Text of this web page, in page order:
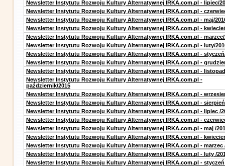
Newsletter Instytutu Rozwoju Kultury Alternatywnej IRKA.com.pl - lipiec/
Newsletter Instytutu Rozwoju Kultury Alternatywnej IRKA.com.pl -
Newsletter Instytutu Rozwoju Kultury Alternatywnej IRKA.com.pl - maj/
Newsletter Instytutu Rozwoju Kultury Alternatywnej IRKA.com.pl -
Newsletter Instytutu Rozwoju Kultury Alternatywnej IRKA.com.pl - marzec/
Newsletter Instytutu Rozwoju Kultury Alternatywnej IRKA.com.pl - luty/
Newsletter Instytutu Rozwoju Kultury Alternatywnej IRKA.com.pl -
Newsletter Instytutu Rozwoju Kultury Alternatywnej IRKA.com.pl -
Newsletter Instytutu Rozwoju Kultury Alternatywnej IRKA.com.pl -
Newsletter Instytutu Rozwoju Kultury Alternatywnej IRKA.com.pl -
październik/2015
Newsletter Instytutu Rozwoju Kultury Alternatywnej IRKA.com.pl -
Newsletter Instytutu Rozwoju Kultury Alternatywnej IRKA.com.pl -
Newsletter Instytutu Rozwoju Kultury Alternatywnej IRKA.com.pl - lipiec /
Newsletter Instytutu Rozwoju Kultury Alternatywnej IRKA.com.pl -
Newsletter Instytutu Rozwoju Kultury Alternatywnej IRKA.com.pl - maj /
Newsletter Instytutu Rozwoju Kultury Alternatywnej IRKA.com.pl -
Newsletter Instytutu Rozwoju Kultury Alternatywnej IRKA.com.pl - marzec
Newsletter Instytutu Rozwoju Kultury Alternatywnej IRKA.com.pl - luty /
Newsletter Instytutu Rozwoju Kultury Alternatywnej IRKA.com.pl - styczeń